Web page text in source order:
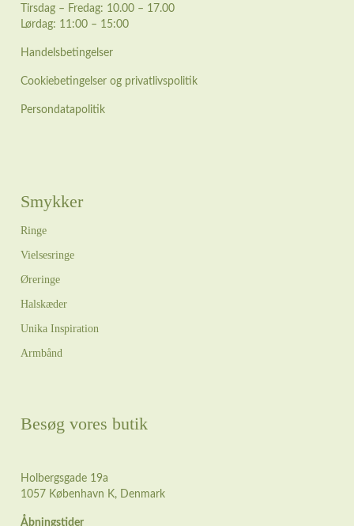
Tirsdag – Fredag: 10.00 – 17.00
Lørdag: 11:00 – 15:00
Handelsbetingelser
Cookiebetingelser og privatlivspolitik
Persondatapolitik
Smykker
Ringe
Vielsesringe
Øreringe
Halskæder
Unika Inspiration
Armbånd
Besøg vores butik
Holbergsgade 19a
1057 København K, Denmark
Åbningstider